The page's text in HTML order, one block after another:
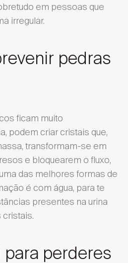
em pessoas que
irregular.
pedras
ficam muito
podem criar cristais que,
transformam-se em
e bloquearem o fluxo,
das melhores formas de
é com água, para te
presentes na urina
cristais.
para perderes